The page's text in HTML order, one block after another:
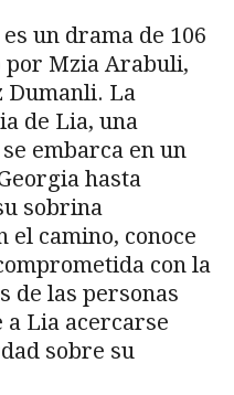
un drama de 106
por Mzia Arabuli,
Dumanli. La
de Lia, una
embarca en un
hasta
sobrina
el camino, conoce
con la
de las personas
Lia acercarse
sobre su